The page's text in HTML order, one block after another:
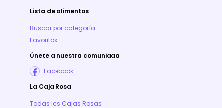
Lista de alimentos
Buscar por categoría
Favoritos
Únete a nuestra comunidad
Facebook
La Caja Rosa
Todas las Cajas Rosas